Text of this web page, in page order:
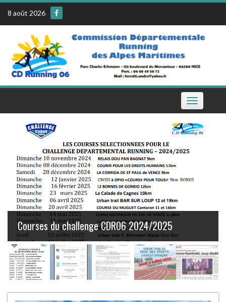
Skip
content
8 août 2026
Toggle
navigation
Le calendrier de la CDR06 sur votre téléphone